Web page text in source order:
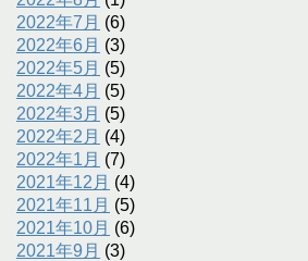
2022年7月 (6)
2022年6月 (3)
2022年5月 (5)
2022年4月 (5)
2022年3月 (5)
2022年2月 (4)
2022年1月 (7)
2021年12月 (4)
2021年11月 (5)
2021年10月 (6)
2021年9月 (3)